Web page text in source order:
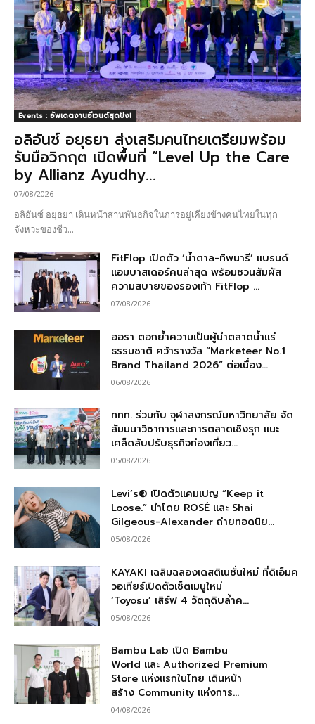
Events : อัพเดตงานอีเวนต์สุดปัง!
อลิอันซ์ อยุธยา ส่งเสริมคนไทยเตรียมพร้อม
รับมือวิกฤต เปิดพื้นที่ “Level Up the Care
by Allianz Ayudhy...
07/08/2026
อลิอันซ์ อยุธยา เดินหน้าสานพันธกิจในการอยู่เคียงข้างคนไทยในทุก
จังหวะของชีว...
FitFlop เปิดตัว ‘น้ำตาล-ทิพนารี’ แบรนด์
แอมบาสเดอร์คนล่าสุด พร้อมชวนสัมผัส
ความสบายของรองเท้า FitFlop ...
07/08/2026
ออรา ตอกย้ำความเป็นผู้นำตลาดน้ำแร่
ธรรมชาติ คว้ารางวัล “Marketeer No.1
Brand Thailand 2026” ต่อเนื่อง...
06/08/2026
ททท. ร่วมกับ จุฬาลงกรณ์มหาวิทยาลัย จัด
สัมมนาวิชาการและการตลาดเชิงรุก แนะ
เคล็ดลับปรับธุรกิจท่องเที่ยว...
05/08/2026
Levi’s® เปิดตัวแคมเปญ “Keep it
Loose.” นำโดย ROSÉ และ Shai
Gilgeous-Alexander ถ่ายทอดนิย...
05/08/2026
KAYAKI เฉลิมฉลองเดสติเนชั่นใหม่ ที่ดิเอ็มค
วอเทียร์เปิดตัวเซ็ตเมนูใหม่
‘Toyosu’ เสิร์ฟ 4 วัตถุดิบล้ำค...
05/08/2026
Bambu Lab เปิด Bambu
World และ Authorized Premium
Store แห่งแรกในไทย เดินหน้า
สร้าง Community แห่งการ...
04/08/2026